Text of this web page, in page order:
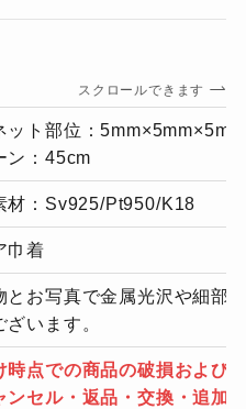
スクロールできます
ット部位：5mm×5mm×5mm
ン：45cm
材：Sv925/Pt950/K18
巾着
お写真で金属光沢や細部
ざいます。
時点での商品の破損および
ンセル・返品・交換・追加